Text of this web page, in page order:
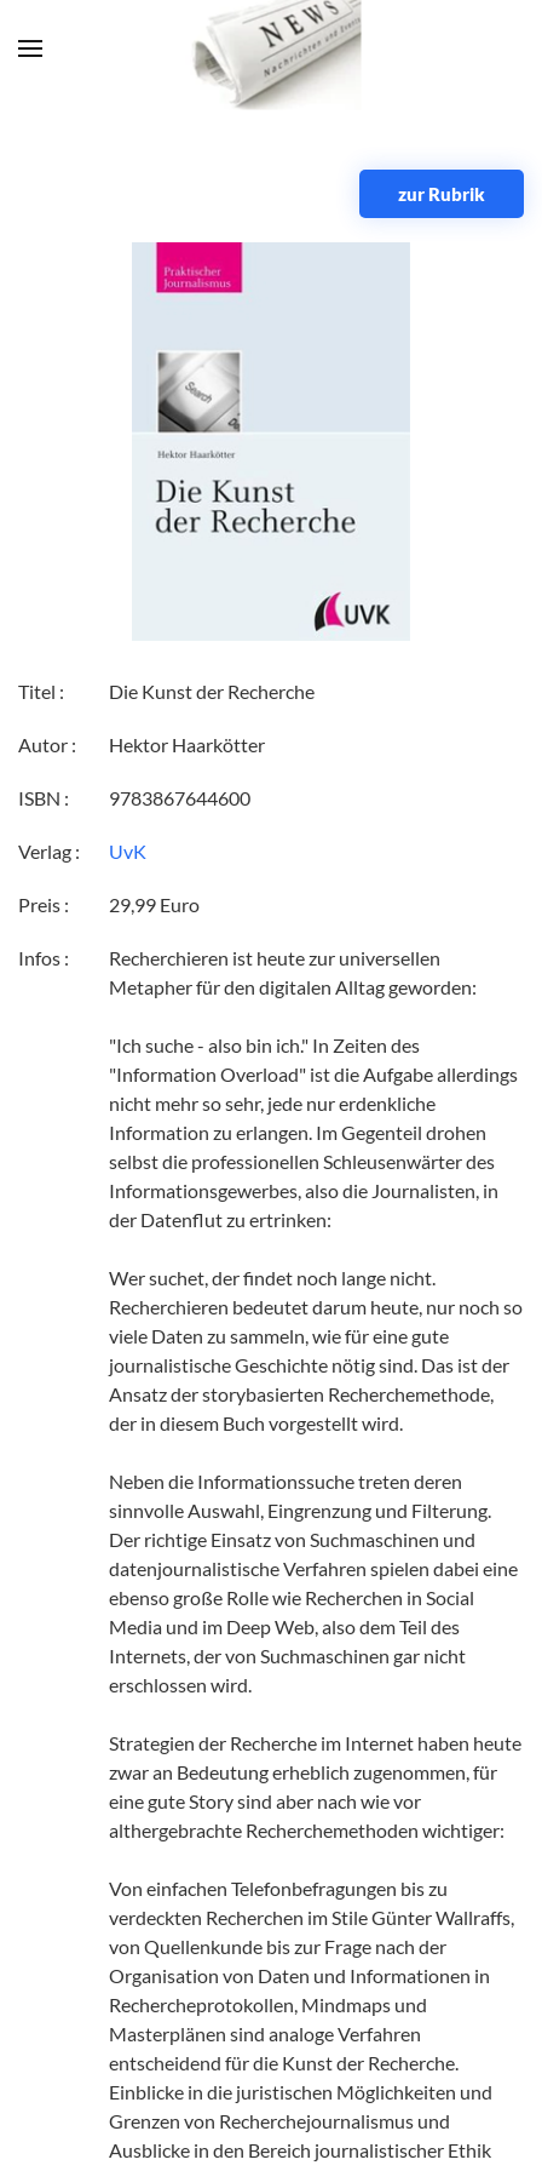
Zum Hauptinhalt springen
zur Rubrik
Titel : Die Kunst der Recherche
Autor : Hektor Haarkötter
ISBN : 9783867644600
Verlag : UvK
Preis : 29,99 Euro
Infos :
Recherchieren ist heute zur universellen
Metapher für den digitalen Alltag geworden:
"Ich suche - also bin ich." In Zeiten des
"Information Overload" ist die Aufgabe allerdings
nicht mehr so sehr, jede nur erdenkliche
Information zu erlangen. Im Gegenteil drohen
selbst die professionellen Schleusenwärter des
Informationsgewerbes, also die Journalisten, in
der Datenflut zu ertrinken:
Wer suchet, der findet noch lange nicht.
Recherchieren bedeutet darum heute, nur noch so
viele Daten zu sammeln, wie für eine gute
journalistische Geschichte nötig sind. Das ist der
Ansatz der storybasierten Recherchemethode,
der in diesem Buch vorgestellt wird.
Neben die Informationssuche treten deren
sinnvolle Auswahl, Eingrenzung und Filterung.
Der richtige Einsatz von Suchmaschinen und
datenjournalistische Verfahren spielen dabei eine
ebenso große Rolle wie Recherchen in Social
Media und im Deep Web, also dem Teil des
Internets, der von Suchmaschinen gar nicht
erschlossen wird.
Strategien der Recherche im Internet haben heute
zwar an Bedeutung erheblich zugenommen, für
eine gute Story sind aber nach wie vor
althergebrachte Recherchemethoden wichtiger:
Von einfachen Telefonbefragungen bis zu
verdeckten Recherchen im Stile Günter Wallraffs,
von Quellenkunde bis zur Frage nach der
Organisation von Daten und Informationen in
Rechercheprotokollen, Mindmaps und
Masterplänen sind analoge Verfahren
entscheidend für die Kunst der Recherche.
Einblicke in die juristischen Möglichkeiten und
Grenzen von Recherchejournalismus und
Ausblicke in den Bereich journalistischer Ethik